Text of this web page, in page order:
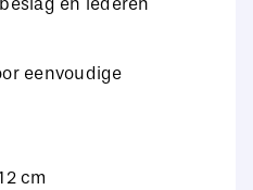
eenvoudige
cm